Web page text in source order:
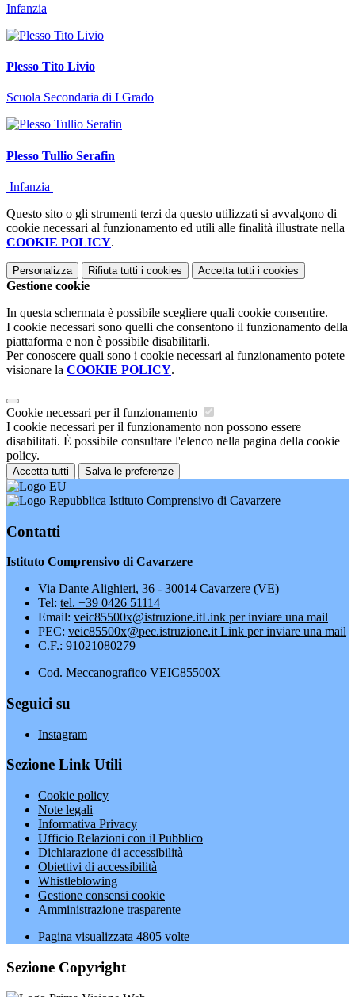
Infanzia
Plesso Tito Livio
Scuola Secondaria di I Grado
Plesso Tullio Serafin
Infanzia
Questo sito o gli strumenti terzi da questo utilizzati si avvalgono di
cookie necessari al funzionamento ed utili alle finalità illustrate nella
COOKIE POLICY.
Personalizza Rifiuta tutti i cookies Accetta tutti i cookies
Gestione cookie
In questa schermata è possibile scegliere quali cookie consentire.
I cookie necessari sono quelli che consentono il funzionamento della
piattaforma e non è possibile disabilitarli.
Per conoscere quali sono i cookie necessari al funzionamento potete
visionare la COOKIE POLICY.
Cookie necessari per il funzionamento
I cookie necessari per il funzionamento non possono essere
disabilitati. È possibile consultare l'elenco nella pagina della cookie
policy.
Accetta tutti Salva le preferenze
Istituto Comprensivo di Cavarzere
Contatti
Istituto Comprensivo di Cavarzere
Via Dante Alighieri, 36 - 30014 Cavarzere (VE)
Tel: tel. +39 0426 51114
Email: veic85500x@istruzione.itLink per inviare una mail
PEC: veic85500x@pec.istruzione.it Link per inviare una mail
C.F.: 91021080279
Cod. Meccanografico VEIC85500X
Seguici su
Instagram
Sezione Link Utili
Cookie policy
Note legali
Informativa Privacy
Ufficio Relazioni con il Pubblico
Dichiarazione di accessibilità
Obiettivi di accessibilità
Whistleblowing
Gestione consensi cookie
Amministrazione trasparente
Pagina visualizzata 4805 volte
Sezione Copyright